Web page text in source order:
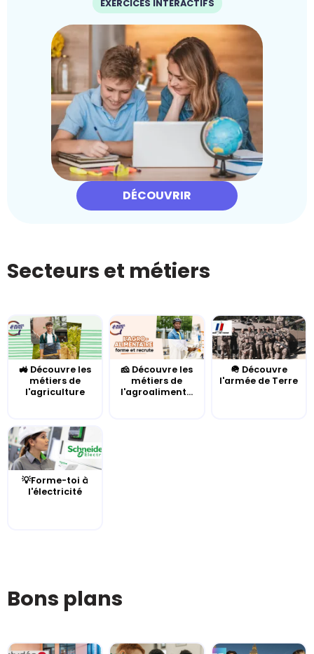
EXERCICES INTERACTIFS
DÉCOUVRIR
Secteurs et métiers
🚜 Découvre les
métiers de
l'agriculture
🧀 Découvre les
métiers de
l'agroaliment...
🪖 Découvre
l'armée de Terre
💡Forme-toi à
l'électricité
Bons plans